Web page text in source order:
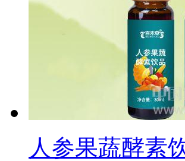
人参果蔬酵素